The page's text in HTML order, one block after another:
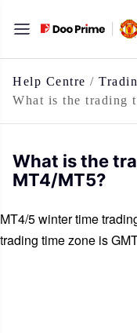
至
内
容Help Centre /
What is the trading
What is the
MT4/MT5?
MT4/5 winter time
trading time zone is